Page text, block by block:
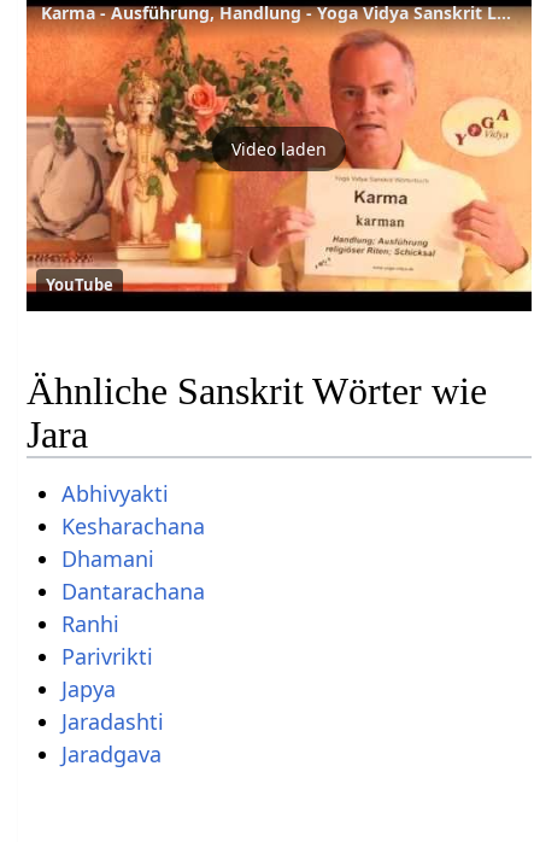
Karma - Ausführung, Handlung - Yoga Vidya Sanskrit Lexikon
Video laden
YouTube
Ähnliche Sanskrit Wörter wie
Jara
Abhivyakti
Kesharachana
Dhamani
Dantarachana
Ranhi
Parivrikti
Japya
Jaradashti
Jaradgava